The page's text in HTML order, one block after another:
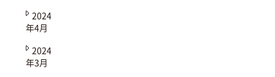
2024
年4月
2024
年3月